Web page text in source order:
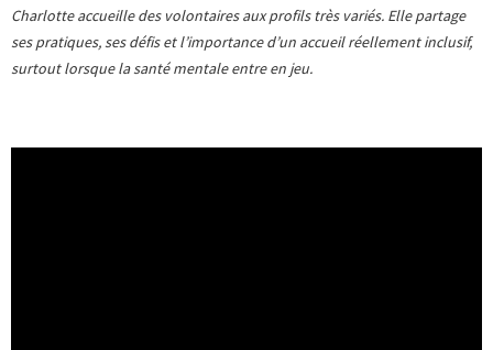
Charlotte accueille des volontaires aux profils très variés. Elle partage
ses pratiques, ses défis et l’importance d’un accueil réellement inclusif,
surtout lorsque la santé mentale entre en jeu.